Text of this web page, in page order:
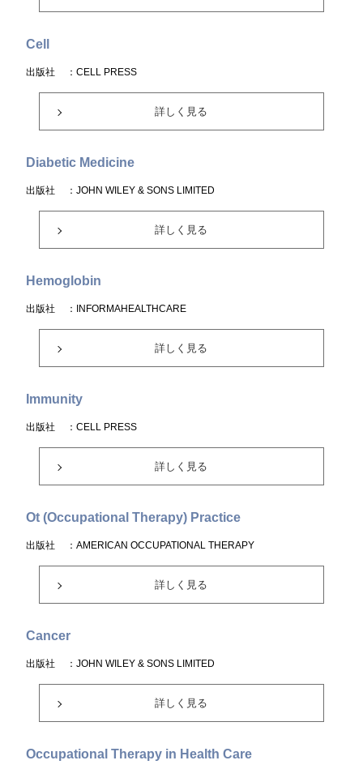
Cell
出版社 ：CELL PRESS
詳しく見る
Diabetic Medicine
出版社 ：JOHN WILEY & SONS LIMITED
詳しく見る
Hemoglobin
出版社 ：INFORMAHEALTHCARE
詳しく見る
Immunity
出版社 ：CELL PRESS
詳しく見る
Ot (Occupational Therapy) Practice
出版社 ：AMERICAN OCCUPATIONAL THERAPY
詳しく見る
Cancer
出版社 ：JOHN WILEY & SONS LIMITED
詳しく見る
Occupational Therapy in Health Care